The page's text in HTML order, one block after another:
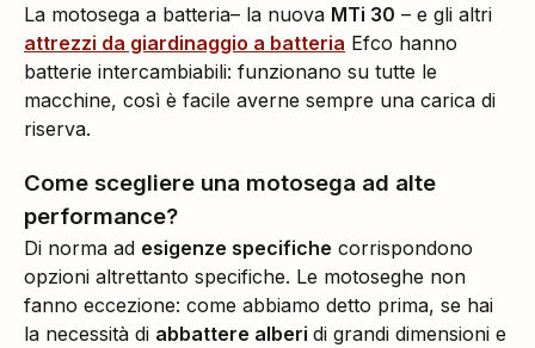
La motosega a batteria– la nuova MTi 30 – e gli altri
attrezzi da giardinaggio a batteria Efco hanno
batterie intercambiabili: funzionano su tutte le
macchine, così è facile averne sempre una carica di
riserva.
Come scegliere una motosega ad alte
performance?
Di norma ad esigenze specifiche corrispondono
opzioni altrettanto specifiche. Le motoseghe non
fanno eccezione: come abbiamo detto prima, se hai
la necessità di abbattere alberi di grandi dimensioni e